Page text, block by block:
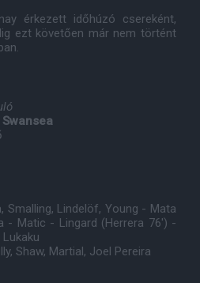
érkezett időhúzó csereként,
ezt követően már nem történt
Smalling, Lindelöf, Young - Mata
- Matic - Lingard (Herrera 76') -
Shaw, Martial, Joel Pereira